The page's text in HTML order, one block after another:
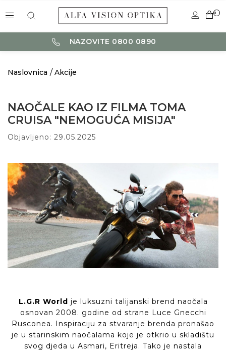
0
NAZOVITE 0800 0890
Naslovnica Akcije
NAOČALE KAO IZ FILMA TOMA
CRUISA "NEMOGUĆA MISIJA"
Objavljeno: 29.05.2025
L.G.R World je luksuzni talijanski brend naočala
osnovan 2008. godine od strane Luce Gnecchi
Rusconea. Inspiraciju za stvaranje brenda pronašao
je u starinskim naočalama koje je otkrio u skladištu
svog djeda u Asmari, Eritreja. Tako je nastala